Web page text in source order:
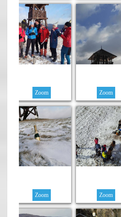
Zoom Zoom
Zoom Zoom